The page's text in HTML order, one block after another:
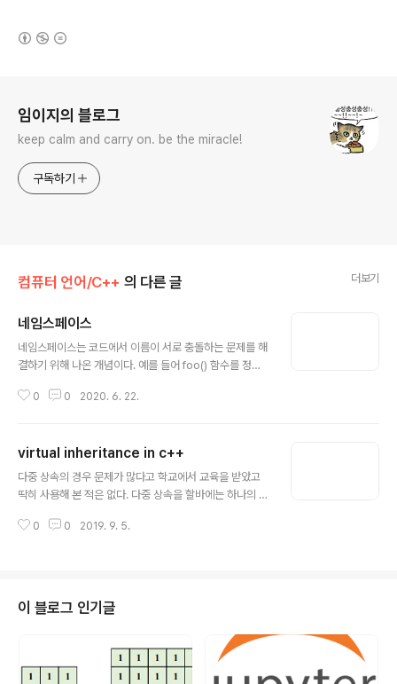
임이지의 블로그
keep calm and carry on. be the miracle!
구독하기
컴퓨터 언어/C++ 의 다른 글 더보기
네임스페이스
네임스페이스는 코드에서 이름이 서로 충돌하는 문제를 해
결하기 위해 나온 개념이다. 예를 들어 foo() 함수를 정의
가 했더니 외부 라이브러리에도 foo() 함수가 있을 수 있
이름은 바꿀 수 없고, 내가 작성한 코드를 고치기엔 일이 너
무 커져 버린다. 이런 문제는 네임 스페이스를 사용하여 해
결 할 수 있다. 어떤 이름이 어디에 속해 있는지 문맥을 정
s.h namespace mycode { void foo(); } 네임스페이
0 0 2020. 6. 22.
virtual inheritance in c++
다중 상속의 경우 문제가 많다고 학교에서 교육을 받았고
딱히 사용해 본 적은 없다. 다중 상속을 할바에는 하나의 cl
으로 코딩을 주로 했다. 그래도 궁금했던 것이 다중상속관
가 있습니다. virtual 상속을 함으로써 상속받은 클래스의 i
nstance가 계층 구조 상에 여러 개 존재하는 것을 방지해
줍니다. class A { public: void Foo() {} }; class B : p
ublic A {}; class C : public A {}; class D : p..
0 0 2019. 9. 5.
이 블로그 인기글